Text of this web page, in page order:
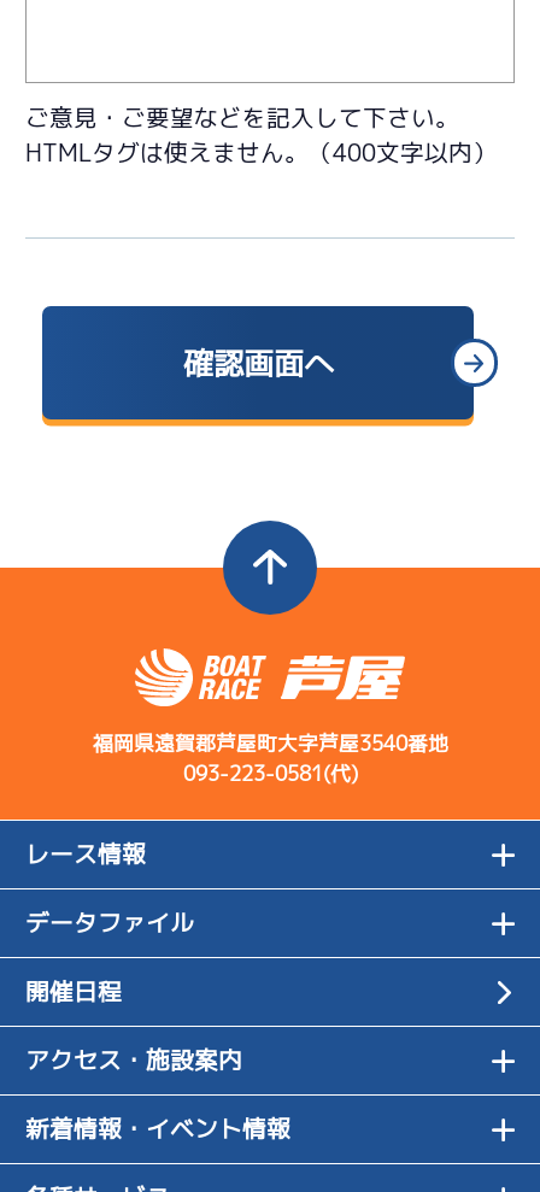
ご意見・ご要望などを記入して下さい。
HTMLタグは使えません。（400文字以内）
確認画面へ
福岡県遠賀郡芦屋町大字芦屋3540番地
093-223-0581(代)
レース情報
データファイル
開催日程
アクセス・施設案内
新着情報・イベント情報